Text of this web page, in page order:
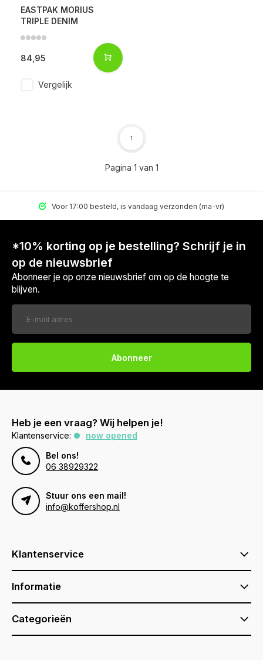
EASTPAK MORIUS
TRIPLE DENIM
84,95
Vergelijk
Pagina 1 van 1
1
Voor 17:00 besteld, is vandaag verzonden (ma-vr)
*10% korting op je bestelling? Schrijf je in
op de nieuwsbrief
Abonneer je op onze nieuwsbrief om op de hoogte te
blijven.
Abonneer
Heb je een vraag? Wij helpen je!
Klantenservice:
now opened
Bel ons!
06 38929322
Stuur ons een mail!
info@koffershop.nl
Klantenservice
Informatie
Categorieën